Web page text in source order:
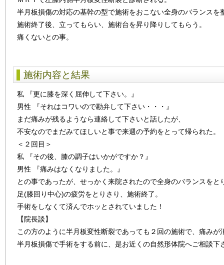
半月板損傷の対応の基幹の型で施術をおこない全身のバランスを
施術終了後、立ってもらい、施術台を昇り降りしてもらう。
痛くないとの事。
施術内容と結果
私 『更に膝を深く屈伸して下さい。』
男性 『それはコワいので勘弁して下さい・・・』
まだ痛みが残るようなら連絡して下さいと話したが、
不安なのでまだみてほしいと事で来週の予約をとって帰られた。
＜２回目＞
私 『その後、膝の調子はいかがですか？』
男性 『痛みはなくなりました。』
との事であったが、せっかく来院されたので全身のバランスをと
足(膝回り中心)の疲労をとりさり、施術終了。
手術をしなくて済んでホッとされていました！
【院長談】
この方のように半月板変性断裂であっても２回の施術で、痛みが
半月板損傷で手術をする前に、是お近くの自然形体院へご相談下